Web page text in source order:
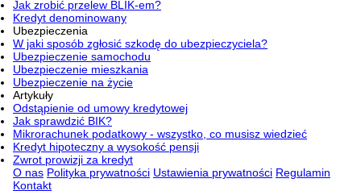
Jak zrobić przelew BLIK-em?
Kredyt denominowany
Ubezpieczenia
W jaki sposób zgłosić szkodę do ubezpieczyciela?
Ubezpieczenie samochodu
Ubezpieczenie mieszkania
Ubezpieczenie na życie
Artykuły
Odstąpienie od umowy kredytowej
Jak sprawdzić BIK?
Mikrorachunek podatkowy - wszystko, co musisz wiedzieć
Kredyt hipoteczny a wysokość pensji
Zwrot prowizji za kredyt
O nas Polityka prywatności Ustawienia prywatności Regulamin
Kontakt